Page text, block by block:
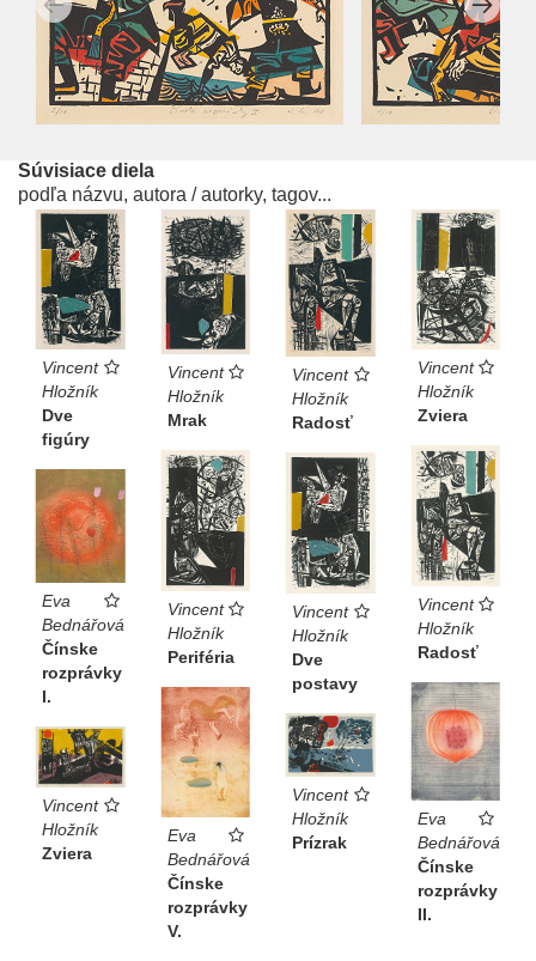
Súvisiace diela
podľa názvu, autora / autorky, tagov...
Vincent
Hložník
Dve
figúry
Vincent
Hložník
Mrak
Vincent
Hložník
Radosť
Vincent
Hložník
Zviera
Vincent
Hložník
Radosť
Vincent
Hložník
Periféria
Vincent
Hložník
Dve
postavy
Eva
Bednářová
Čínske
rozprávky
I.
Eva
Bednářová
Čínske
rozprávky
II.
Eva
Bednářová
Čínske
rozprávky
V.
Vincent
Hložník
Prízrak
Vincent
Hložník
Zviera